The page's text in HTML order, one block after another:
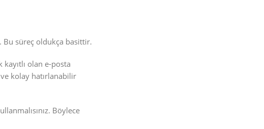
Bu süreç oldukça basittir.
olan e-posta
kolay hatırlanabilir
Böylece